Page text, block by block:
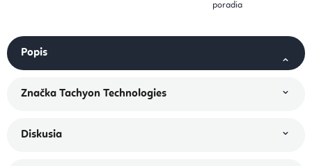
poradia
Popis
Značka Tachyon Technologies
Diskusia